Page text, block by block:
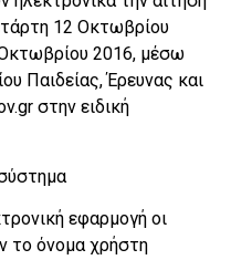
12 Οκτωβρίου
2016, μέσω
Παιδείας, Έρευνας και
στην ειδική
εφαρμογή οι
το όνομα χρήστη